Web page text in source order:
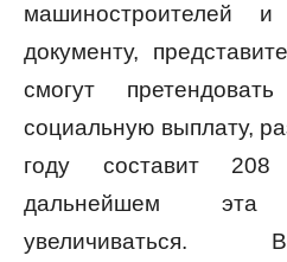
машиностроителей
документу,
смогут
социальную выплату,
году составит
дальнейшем
увеличиваться.